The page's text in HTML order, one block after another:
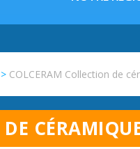
> COLCERAM Collection de